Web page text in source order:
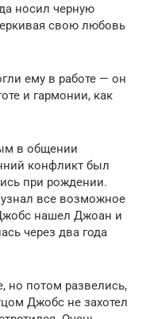
носил черную
свою любовь
ему в работе — он
и гармонии, как
в общении
конфликт был
при рождении.
все возможное
нашел Джоан и
через два года
но потом развелись,
Джобс не захотел